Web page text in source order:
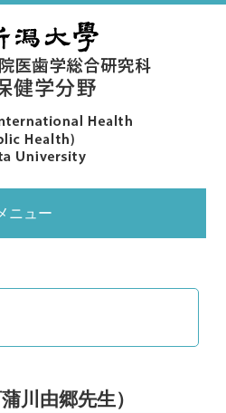
ニュー
つ｜Greeting
川由郷先生）